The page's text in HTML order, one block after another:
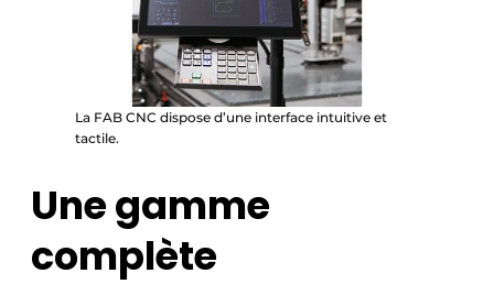
La FAB CNC dispose d’une interface intuitive et
tactile.
Une gamme
complète